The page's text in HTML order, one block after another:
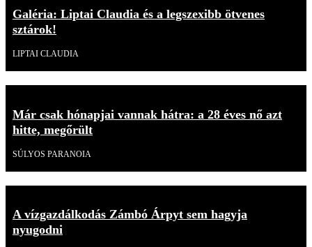
Galéria: Liptai Claudia és a legszexibb ötvenes
sztárok!
LIPTAI CLAUDIA
Már csak hónapjai vannak hátra: a 28 éves nő azt
hitte, megőrült
SÚLYOS PARANOIA
A vízgazdálkodás Zámbó Árpyt sem hagyja
nyugodni